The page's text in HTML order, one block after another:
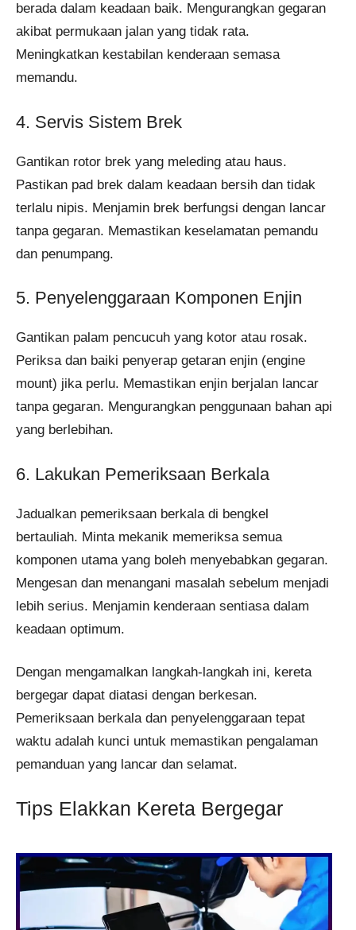
berada dalam keadaan baik. Mengurangkan gegaran
akibat permukaan jalan yang tidak rata.
Meningkatkan kestabilan kenderaan semasa
memandu.
4. Servis Sistem Brek
Gantikan rotor brek yang meleding atau haus.
Pastikan pad brek dalam keadaan bersih dan tidak
terlalu nipis. Menjamin brek berfungsi dengan lancar
tanpa gegaran. Memastikan keselamatan pemandu
dan penumpang.
5. Penyelenggaraan Komponen Enjin
Gantikan palam pencucuh yang kotor atau rosak.
Periksa dan baiki penyerap getaran enjin (engine
mount) jika perlu. Memastikan enjin berjalan lancar
tanpa gegaran. Mengurangkan penggunaan bahan api
yang berlebihan.
6. Lakukan Pemeriksaan Berkala
Jadualkan pemeriksaan berkala di bengkel
bertauliah. Minta mekanik memeriksa semua
komponen utama yang boleh menyebabkan gegaran.
Mengesan dan menangani masalah sebelum menjadi
lebih serius. Menjamin kenderaan sentiasa dalam
keadaan optimum.
Dengan mengamalkan langkah-langkah ini, kereta
bergegar dapat diatasi dengan berkesan.
Pemeriksaan berkala dan penyelenggaraan tepat
waktu adalah kunci untuk memastikan pengalaman
pemanduan yang lancar dan selamat.
Tips Elakkan Kereta Bergegar